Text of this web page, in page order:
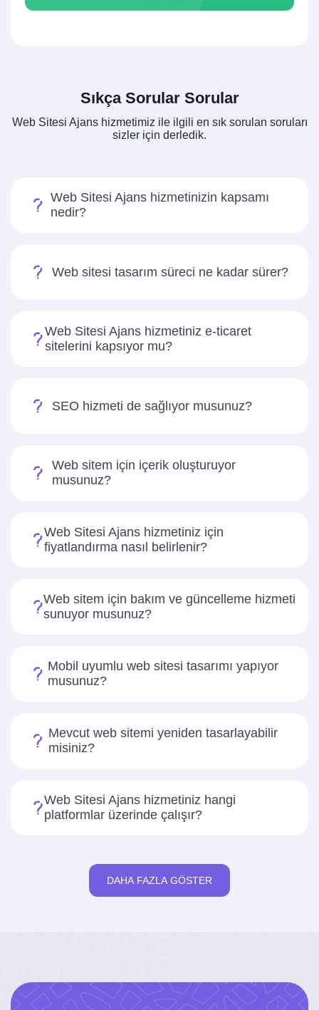
Sıkça Sorular Sorular
Web Sitesi Ajans hizmetimiz ile ilgili en sık sorulan soruları
sizler için derledik.
Web Sitesi Ajans hizmetinizin kapsamı
nedir?
Web sitesi tasarım süreci ne kadar sürer?
Web Sitesi Ajans hizmetiniz e-ticaret
sitelerini kapsıyor mu?
SEO hizmeti de sağlıyor musunuz?
Web sitem için içerik oluşturuyor
musunuz?
Web Sitesi Ajans hizmetiniz için
fiyatlandırma nasıl belirlenir?
Web sitem için bakım ve güncelleme hizmeti
sunuyor musunuz?
Mobil uyumlu web sitesi tasarımı yapıyor
musunuz?
Mevcut web sitemi yeniden tasarlayabilir
misiniz?
Web Sitesi Ajans hizmetiniz hangi
platformlar üzerinde çalışır?
DAHA FAZLA GÖSTER